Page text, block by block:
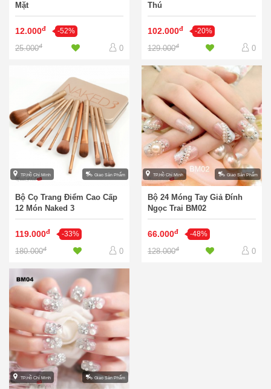
Mặt
12.000đ -52%
25.000đ 0
Thú
102.000đ -20%
129.000đ 0
TP.Hồ Chí Minh Giao Sản Phẩm
Bộ Cọ Trang Điểm Cao Cấp
12 Món Naked 3
119.000đ -33%
180.000đ 0
TP.Hồ Chí Minh Giao Sản Phẩm
Bộ 24 Móng Tay Giả Đính
Ngọc Trai BM02
66.000đ -48%
128.000đ 0
TP.Hồ Chí Minh Giao Sản Phẩm